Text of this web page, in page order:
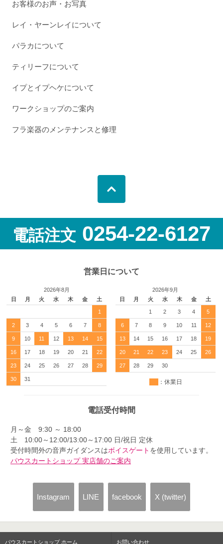
お客様のお声・お写真
レイ・ヤーンレイについて
パラカについて
ティリーフについて
イプとイプヘケについて
ワークショップのご案内
フラ楽器のメンテナンスと修理
電話注文 0254-22-6127
営業日について
2026年8月
日
月 火 水 木 金 土
1
2 3 4 5 6 7 8
9 10 11 12 13 14 15
16 17 18 19 20 21 22
23 24 25 26 27 28 29
30 31
2026年9月
日
月 火 水 木 金 土
1 2 3 4 5
6 7 8 9 10 11 12
13 14 15 16 17 18 19
20 21 22 23 24 25 26
27 28 29 30
：休業日
電話受付時間
月～金 9:30 ～ 18:00
土 10:00～12:00/13:00～17:00 日/祝日 定休
受付時間外の音声ガイダンスはボイスゲート を使用しています。
パウスカートショップ 実店舗のご案内
Instagram LINE facebook X (twitter)
パウスカートショップ ホーム お問い合わせ